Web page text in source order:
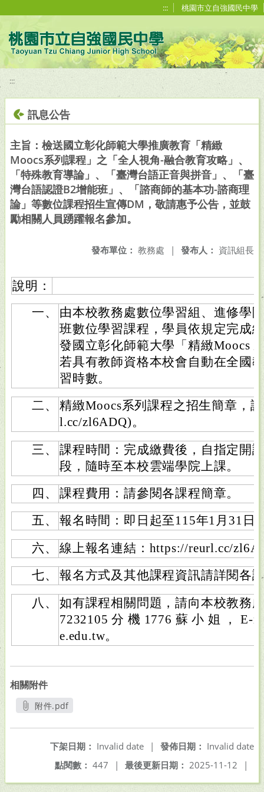
::: 桃園市立自強國民中學
:::
訊息公告
主旨：檢送國立彰化師範大學推廣教育「精緻
Moocs系列課程」之「全人視角-融合教育攻略」、
「特殊教育導論」、「臺灣台語正音與拼音」、「臺
灣台語認證B2增能班」、「諮商師的基本功-諮商理
論」等數位課程招生宣傳DM，敬請惠予公告，並鼓
勵相關人員踴躍報名參加。
發布人： 資訊組長
發布單位： 教務處 |
說明：
一、
由本校教務處數位學習組、進修學
班數位學習課程，學員依規定完成
發國立彰化師範大學「精緻Moocs
若具有教師資格本校會自動在全國
習時數。
二、
精緻Moocs系列課程之招生簡章，
l.cc/zl6ADQ)。
三、
課程時間：完成繳費後，自指定開
段，隨時至本校雲端學院上課。
四、
課程費用：請參閱各課程簡章。
五、
報名時間：即日起至115年1月31
六、
線上報名連結：https://reurl.cc/
七、
報名方式及其他課程資訊請詳閱各
八、
如有課程相關問題，請向本校教務
7232105 分 機 1776 蘇 小 姐 ， E-
e.edu.tw。
相關附件
附件.pdf
發佈日期： Invalid date
下架日期： Invalid date
|
最後更新日期： 2025-11-12 |
點閱數： 447 |